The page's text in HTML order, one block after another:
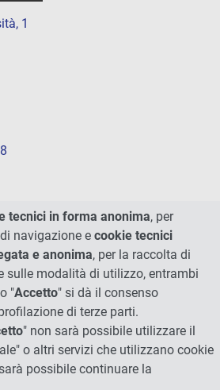
1
tecnici in forma anonima, per
navigazione e cookie tecnici
e anonima, per la raccolta di
sulle modalità di utilizzo, entrambi
"Accetto" si dà il consenso
di terze parti.
" non sarà possibile utilizzare il
o altri servizi che utilizzano cookie
possibile continuare la